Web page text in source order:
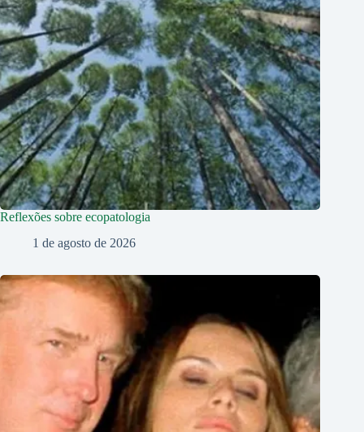
Reflexões sobre ecopatologia
1 de agosto de 2026